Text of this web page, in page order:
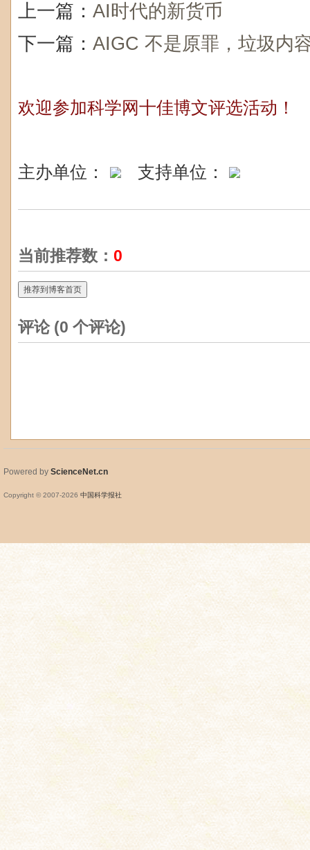
上一篇： AI时代的新货币
下一篇： AIGC 不是原罪，垃圾内
欢迎参加科学网十佳博文评选活动！
主办单位： 支持单位：
当前推荐数： 0
推荐到博客首页
评论 (0 个评论)
Powered by ScienceNet.cn
Copyright © 2007-2026 中国科学报社